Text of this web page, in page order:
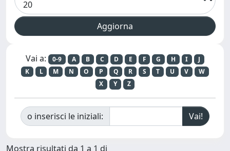
Vai a: 0-9 A B C D E F G H I
J
K
L M N O P Q R S T U V
W
X
Y Z
o inserisci le iniziali:
Mostra risultati da 1 a 1 di